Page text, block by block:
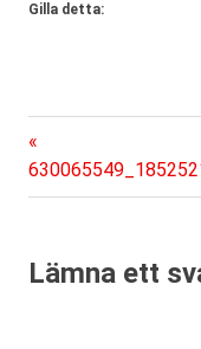
Gilla detta:
inlägg:
Lämna ett